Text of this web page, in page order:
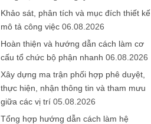
Khảo sát, phân tích và mục đích thiết kế
mô tả công việc 06.08.2026
Hoàn thiện và hướng dẫn cách làm cơ
cấu tổ chức bộ phận nhanh 06.08.2026
Xây dựng ma trận phối hợp phê duyệt,
thực hiện, nhận thông tin và tham mưu
giữa các vị trí 05.08.2026
Tổng hợp hướng dẫn cách làm hệ